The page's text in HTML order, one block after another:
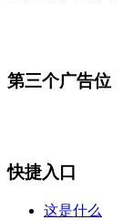
第三个广告位
快捷入口
这是什么